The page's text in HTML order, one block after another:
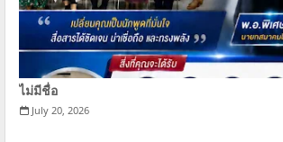
ไม่มีชื่อ
July 20, 2026